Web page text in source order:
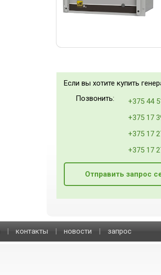
Если вы хотите купить
Позвонить:
+375 44
+375 17
+375 17
+375 17
Отправить запрос
| контакты | новости | запрос